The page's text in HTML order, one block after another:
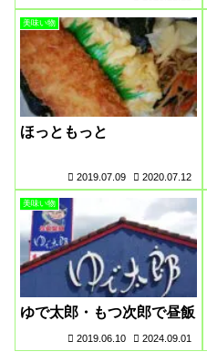
美味い物
ほっともっと
2019.07.09 2020.07.12
美味い物
ゆで太郎・もつ次郎で昼飯
2019.06.10 2024.09.01